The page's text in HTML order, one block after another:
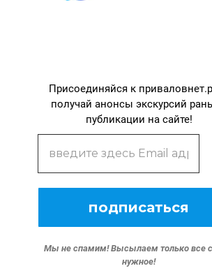
Присоединяйся к
получай анонсы экскурсий
публикации на сайте!
Мы не спамим! Высылаем только все
нужное!